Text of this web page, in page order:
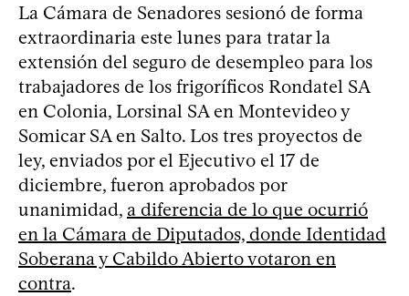
La Cámara de Senadores sesionó de forma
extraordinaria este lunes para tratar la
extensión del seguro de desempleo para los
trabajadores de los frigoríficos Rondatel SA
en Colonia, Lorsinal SA en Montevideo y
Somicar SA en Salto. Los tres proyectos de
ley, enviados por el Ejecutivo el 17 de
diciembre, fueron aprobados por
unanimidad, a diferencia de lo que ocurrió
en la Cámara de Diputados, donde Identidad
Soberana y Cabildo Abierto votaron en
contra.